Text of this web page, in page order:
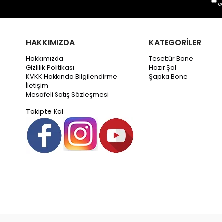
HAKKIMIZDA
Hakkımızda
Gizlilik Politikası
KVKK Hakkında Bilgilendirme
İletişim
Mesafeli Satış Sözleşmesi
Takipte Kal
KATEGORİLER
Tesettür Bone
Hazır Şal
Şapka Bone